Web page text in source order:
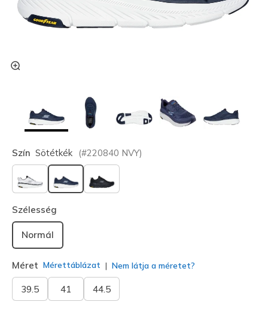
Szín Sötétkék (#220840 NVY)
kiválasztva
Szélesség
Normál
Méret Mérettáblázat Nem látja a méretet?
39.5 41 44.5